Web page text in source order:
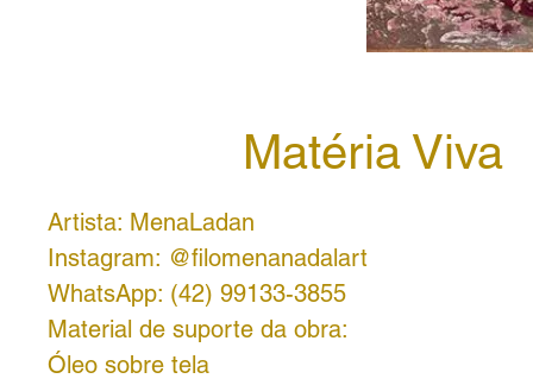
Matéria Viva
Artista: MenaLadan
Instagram: @filomenanadalart
WhatsApp: (42) 99133-3855
Material de suporte da obra:
Óleo sobre tela